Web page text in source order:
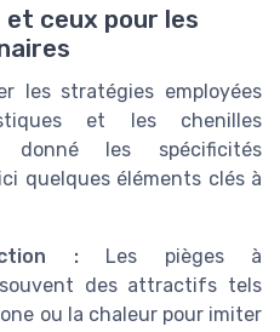
ceux pour les
les stratégies employées
et les chenilles
donné les spécificités
quelques éléments clés à
:Les pièges à
des attractifs tels
ou la chaleur pour imiter